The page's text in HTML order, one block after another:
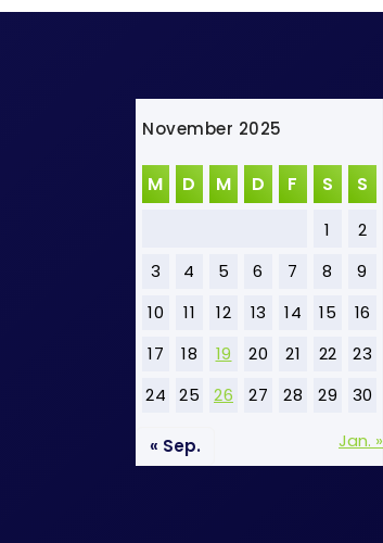
November 2025
M D M D F S S
1
2
3
4 5 6 7 8
9
10
11 12 13 14 15
16
17
18 19 20 21 22
23
24
25 26 27 28 29 30
« Sep. Jan. »